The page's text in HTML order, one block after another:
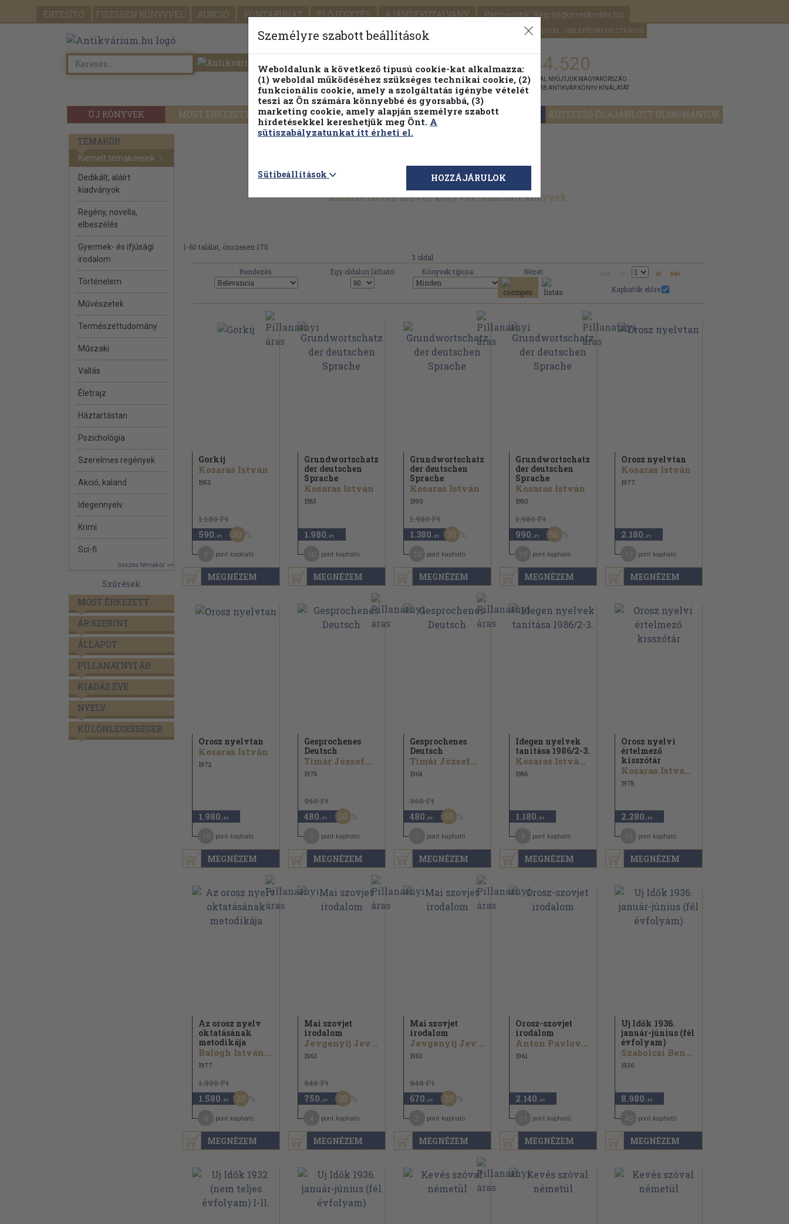
ÉRTESÍTŐ FIZESSEN KÖNYVVEL! AUKCIÓ PONTÁRUHÁZ ELŐJEGYZÉS AJÁNDÉKUTALVÁNY Partnerünk: Régiségkereskedés.hu
SEGÍTSÉG HÍRLEVÉL BELÉPÉS/REGISZTRÁCIÓ
ÚJ KÖNYVEK MOST ÉRKEZETT PILLANATNYI ÁRAINK FENNTARTHATÓ OLVASMÁNYOK KÖTELEZŐ ÉS AJÁNLOTT OLVASMÁNYOK
Részletes kereső Témaköri fa 1.144.520
KIADVÁNNYAL NYÚJTJUK MAGYARORSZÁG
LEGNAGYOBB ANTIKVÁR KÖNYV-KÍNÁLATÁT
TÉMAKÖR
Kiemelt témaköreink
Dedikált, aláírt
kiadványok
Regény, novella,
elbeszélés
Gyermek- és ifjúsági
irodalom
Történelem
Művészetek
Természettudomány
Műszaki
Vallás
Életrajz
Háztartástan
Pszichológia
Szerelmes regények
Akció, kaland
Idegennyelv
Krimi
Sci-fi
összes témakör >>
Szűrések
MOST ÉRKEZETT
ÁR SZERINT
ÁLLAPOT
PILLANATNYI ÁR
KIADÁS ÉVE
NYELV
KÜLÖNLEGESSÉGEK
Kosaras István művei, könyvek, használt könyvek
1-60 találat, összesen 170.
3 oldal
Rendezés:
Egy oldalon látható: Könyvek típusa:
Nézet:
Kaphatók előre:
MEGNÉZEM
Gorkij
Kosaras István
1953
1.180 Ft
590 ,-Ft 50
pont kapható
MEGNÉZEM
Grundwortschatz
der deutschen
Sprache
Kosaras István
1983
1.980 ,-Ft
pont kapható
MEGNÉZEM
Grundwortschatz
der deutschen
Sprache
Kosaras István
1990
1.980 Ft
1.380 ,-Ft 30
pont kapható
MEGNÉZEM
Grundwortschatz
der deutschen
Sprache
Kosaras István
1980
1.980 Ft
990 ,-Ft 50
pont kapható
MEGNÉZEM
Orosz nyelvtan
Kosaras István
1977
2.180 ,-Ft
pont kapható
MEGNÉZEM
Orosz nyelvtan
Kosaras István
1972
1.980 ,-Ft
pont kapható
MEGNÉZEM
Gesprochenes
Deutsch
Timár József...
1978
960 Ft
480 ,-Ft 50
pont kapható
MEGNÉZEM
Gesprochenes
Deutsch
Timár József...
1964
960 Ft
480 ,-Ft 50
pont kapható
MEGNÉZEM
Idegen nyelvek
tanítása 1986/2-3.
Kosaras István...
1986
1.180 ,-Ft
pont kapható
MEGNÉZEM
Orosz nyelvi
értelmező
kisszótár
Kosaras István...
1978
2.280 ,-Ft
pont kapható
MEGNÉZEM
Az orosz nyelv
oktatásának
metodikája
Balogh István...
1977
1.980 Ft
1.580 ,-Ft 20
pont kapható
MEGNÉZEM
Mai szovjet
irodalom
Jevgenyij Jevtusenko...
1963
940 Ft
750 ,-Ft 20
pont kapható
MEGNÉZEM
Mai szovjet
irodalom
Jevgenyij Jevtusenko...
1963
840 Ft
670 ,-Ft 20
pont kapható
MEGNÉZEM
Orosz-szovjet
irodalom
Anton Pavlovics Csehov...
1961
2.140 ,-Ft
pont kapható
MEGNÉZEM
Uj Idők 1936.
január-június (fél
évfolyam)
Szabolcsi Bence...
1936
8.980 ,-Ft
pont kapható
Személyre szabott beállítások
Weboldalunk a következő típusú cookie-kat alkalmazza:
(1) weboldal működéséhez szükséges technikai cookie, (2)
funkcionális cookie, amely a szolgáltatás igénybe vételét
teszi az Ön számára könnyebbé és gyorsabbá, (3)
marketing cookie, amely alapján személyre szabott
hirdetésekkel kereshetjük meg Önt. A
sütiszabályzatunkat itt érheti el.
Sütibeállítások HOZZÁJÁRULOK